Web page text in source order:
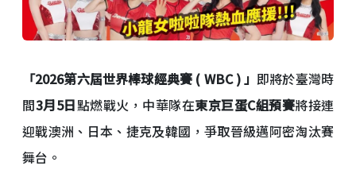
「2026第六屆世界棒球經典賽 ( WBC ) 」 即將於臺灣時
間3月5日點燃戰火，中華隊在東京巨蛋C組預賽將接連
迎戰澳洲、日本、捷克及韓國，爭取晉級邁阿密淘汰賽
舞台。